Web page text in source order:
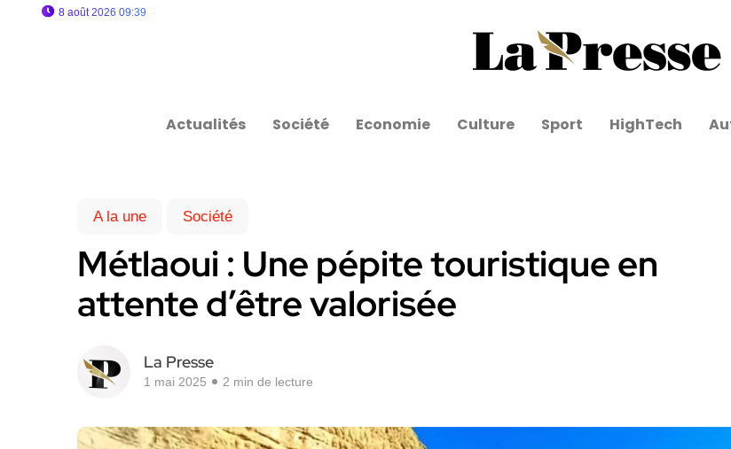
8 août 2026 09:39
Actualités Société Economie Culture Sport HighTech
A la une Société
Métlaoui : Une pépite touristique en
attente d’être valorisée
La Presse
1 mai 2025 2 min de lecture